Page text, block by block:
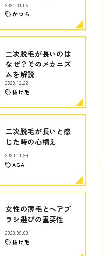
2021.01.06
かつら
二次脱毛が長いのは
なぜ？そのメカニズ
ムを解説
2020.12.22
抜け毛
二次脱毛が長いと感
じた時の心構え
2020.11.29
AGA
女性の薄毛とヘアブ
ラシ選びの重要性
2020.09.08
抜け毛